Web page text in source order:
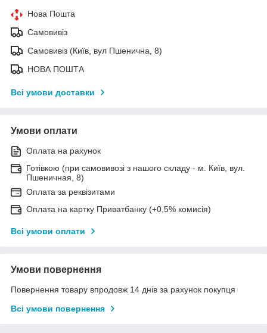
Нова Пошта
Самовивіз
Самовивіз (Київ, вул Пшенична, 8)
НОВА ПОШТА
Всі умови доставки
Умови оплати
Оплата на рахунок
Готівкою (при самовивозі з нашого складу - м. Київ, вул.
Пшеничная, 8)
Оплата за реквізитами
Оплата на картку Приватбанку (+0,5% комисія)
Всі умови оплати
Умови повернення
Повернення товару впродовж 14 днів за рахунок покупця
Всі умови повернення